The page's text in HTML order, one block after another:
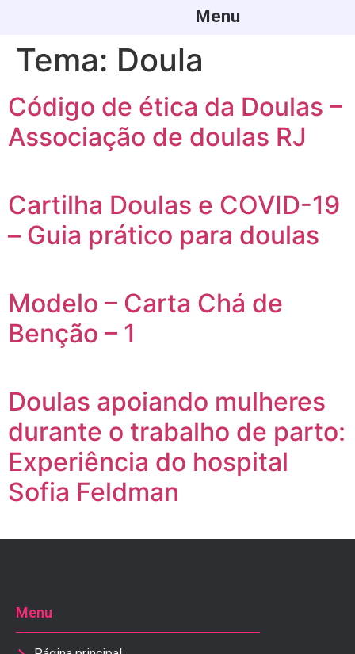
Menu
Tema: Doula
Código de ética da Doulas –
Associação de doulas RJ
Cartilha Doulas e COVID-19
– Guia prático para doulas
Modelo – Carta Chá de
Benção – 1
Doulas apoiando mulheres
durante o trabalho de parto:
Experiência do hospital
Sofia Feldman
Menu